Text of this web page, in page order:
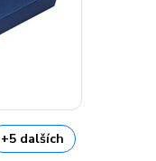
+5 dalších